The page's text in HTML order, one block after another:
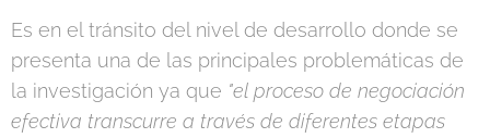
Es en el tránsito del nivel de desarrollo donde se
presenta una de las principales problemáticas de
la investigación ya que "el proceso de negociación
efectiva transcurre a través de diferentes etapas